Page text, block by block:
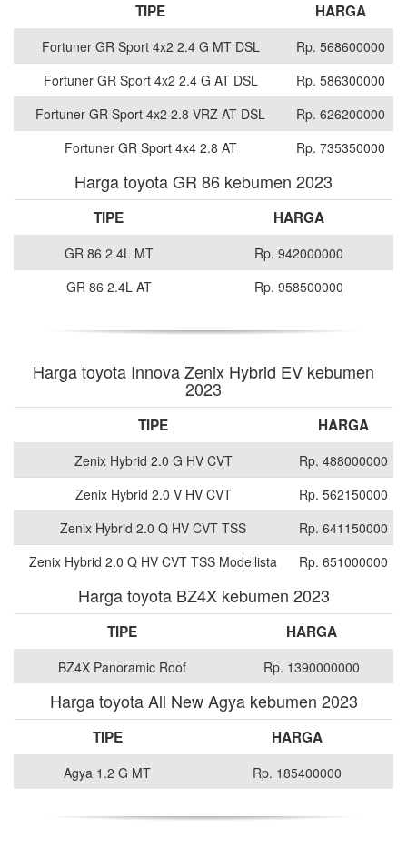
TIPE HARGA
Fortuner GR Sport 4x2 2.4 G MT DSL
Rp. 568600000
Fortuner GR Sport 4x2 2.4 G AT DSL
Rp. 586300000
Fortuner GR Sport 4x2 2.8 VRZ AT DSL
Rp. 626200000
Fortuner GR Sport 4x4 2.8 AT
Rp. 735350000
Harga toyota GR 86 kebumen 2023
TIPE HARGA
GR 86 2.4L MT
Rp. 942000000
GR 86 2.4L AT
Rp. 958500000
Harga toyota Innova Zenix Hybrid EV kebumen
2023
TIPE HARGA
Zenix Hybrid 2.0 G HV CVT
Rp. 488000000
Zenix Hybrid 2.0 V HV CVT
Rp. 562150000
Zenix Hybrid 2.0 Q HV CVT TSS
Rp. 641150000
Zenix Hybrid 2.0 Q HV CVT TSS Modellista
Rp. 651000000
Harga toyota BZ4X kebumen 2023
TIPE HARGA
BZ4X Panoramic Roof Rp. 1390000000
Harga toyota All New Agya kebumen 2023
TIPE HARGA
Agya 1.2 G MT Rp. 185400000